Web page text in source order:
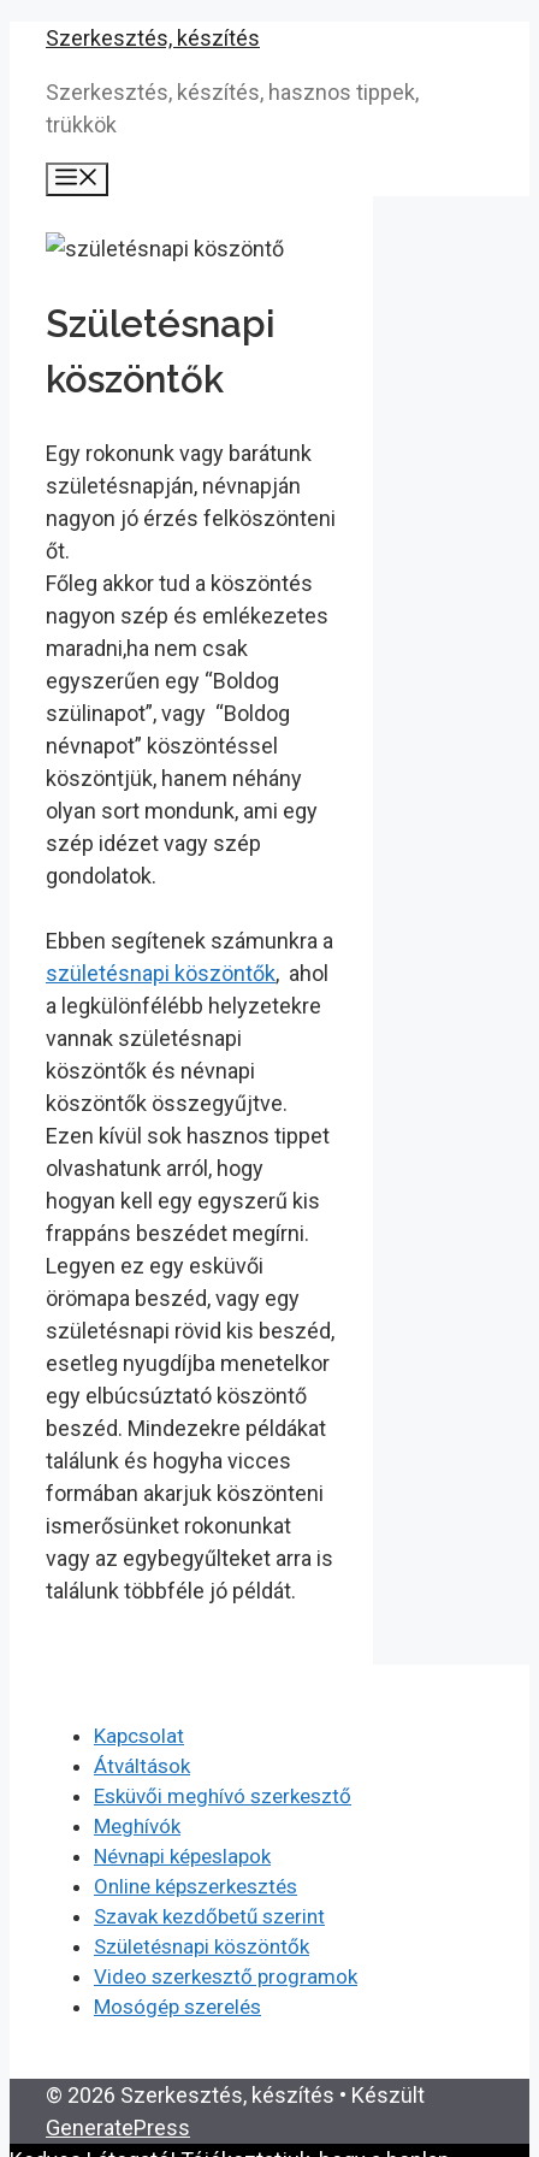
Kilépés
tartalomba
Szerkesztés, készítés
Szerkesztés, készítés, hasznos tippek,
trükkök
Születésnapi
köszöntők
Egy rokonunk vagy barátunk
születésnapján, névnapján
nagyon jó érzés felköszönteni
őt.
Főleg akkor tud a köszöntés
nagyon szép és emlékezetes
maradni,ha nem csak
egyszerűen egy “Boldog
szülinapot”, vagy “Boldog
névnapot” köszöntéssel
köszöntjük, hanem néhány
olyan sort mondunk, ami egy
szép idézet vagy szép
gondolatok.
Ebben segítenek számunkra a
születésnapi köszöntők, ahol
a legkülönfélébb helyzetekre
vannak születésnapi
köszöntők és névnapi
köszöntők összegyűjtve.
Ezen kívül sok hasznos tippet
olvashatunk arról, hogy
hogyan kell egy egyszerű kis
frappáns beszédet megírni.
Legyen ez egy esküvői
örömapa beszéd, vagy egy
születésnapi rövid kis beszéd,
esetleg nyugdíjba menetelkor
egy elbúcsúztató köszöntő
beszéd. Mindezekre példákat
találunk és hogyha vicces
formában akarjuk köszönteni
ismerősünket rokonunkat
vagy az egybegyűlteket arra is
találunk többféle jó példát.
Kapcsolat
Átváltások
Esküvői meghívó szerkesztő
Meghívók
Névnapi képeslapok
Online képszerkesztés
Szavak kezdőbetű szerint
Születésnapi köszöntők
Video szerkesztő programok
Mosógép szerelés
© 2026 Szerkesztés, készítés • Készült
GeneratePress